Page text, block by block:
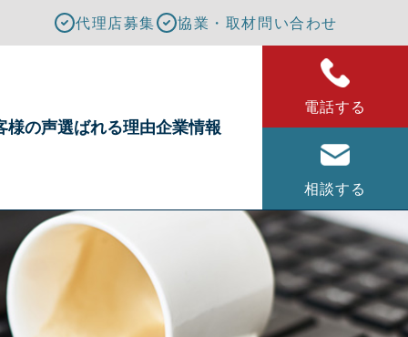
代理店募集 協業・取材問い合わせ
様の声選ばれる理由企業情報
電話する
相談する